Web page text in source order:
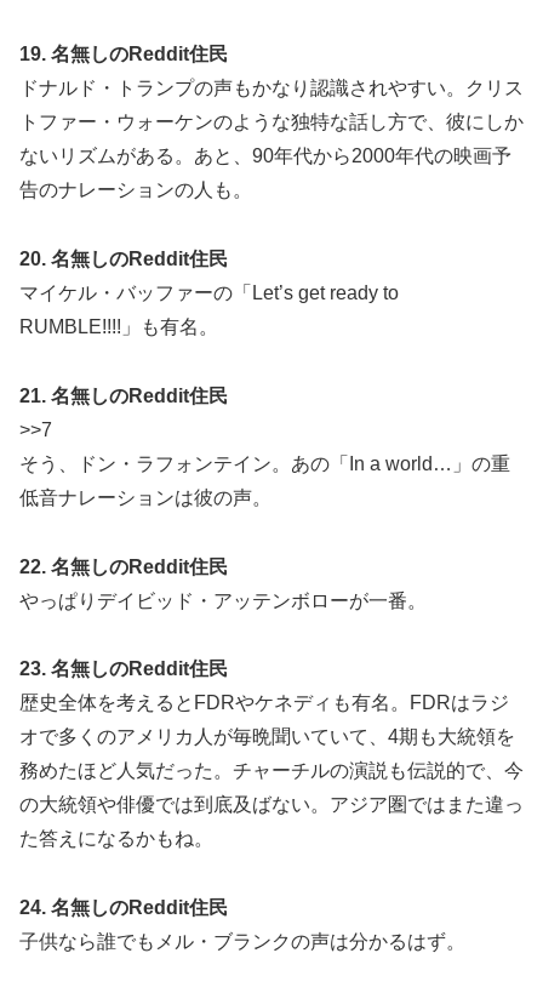
19. 名無しのReddit住民
ドナルド・トランプの声もかなり認識されやすい。クリス
トファー・ウォーケンのような独特な話し方で、彼にしか
ないリズムがある。あと、90年代から2000年代の映画予
告のナレーションの人も。
20. 名無しのReddit住民
マイケル・バッファーの「Let’s get ready to
RUMBLE!!!!」も有名。
21. 名無しのReddit住民
>>7
そう、ドン・ラフォンテイン。あの「In a world…」の重
低音ナレーションは彼の声。
22. 名無しのReddit住民
やっぱりデイビッド・アッテンボローが一番。
23. 名無しのReddit住民
歴史全体を考えるとFDRやケネディも有名。FDRはラジ
オで多くのアメリカ人が毎晩聞いていて、4期も大統領を
務めたほど人気だった。チャーチルの演説も伝説的で、今
の大統領や俳優では到底及ばない。アジア圏ではまた違っ
た答えになるかもね。
24. 名無しのReddit住民
子供なら誰でもメル・ブランクの声は分かるはず。